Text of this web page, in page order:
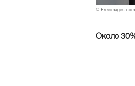
© Freeimages.com
Около